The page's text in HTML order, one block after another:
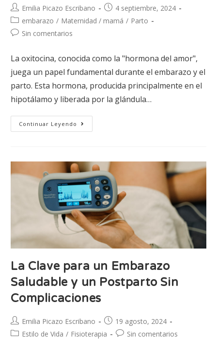
Emilia Picazo Escribano
4 septiembre, 2024
embarazo / Maternidad / mamá / Parto
Sin comentarios
La oxitocina, conocida como la "hormona del amor",
juega un papel fundamental durante el embarazo y el
parto. Esta hormona, producida principalmente en el
hipotálamo y liberada por la glándula…
Continuar Leyendo
La Clave para un Embarazo
Saludable y un Postparto Sin
Complicaciones
Emilia Picazo Escribano
19 agosto, 2024
Estilo de Vida / Fisioterapia Sin comentarios